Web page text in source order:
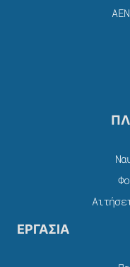
ΕΡΓΑΣΙΑ